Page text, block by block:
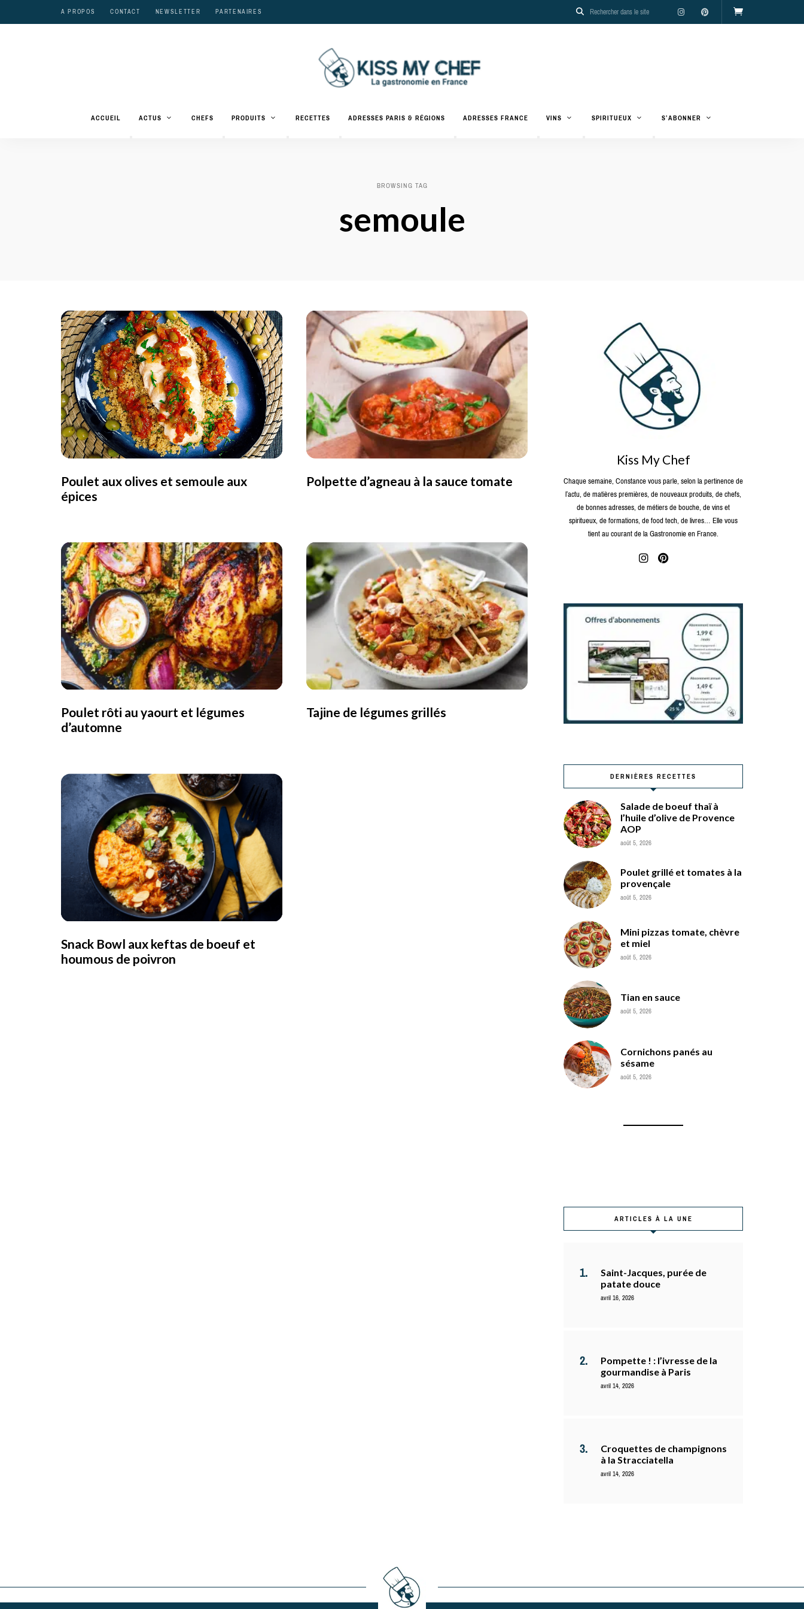
A PROPOS CONTACT NEWSLETTER PARTENAIRES
Kiss
Chef
gastronomiques
et
ACCUEIL ACTUS CHEFS PRODUITS RECETTES ADRESSES PARIS & RÉGIONS ADRESSES FRANCE VINS SPIRITUEUX S’ABONNER
BROWSING TAG
semoule
Poulet aux olives et semoule aux
épices
Polpette d’agneau à la sauce tomate
Poulet rôti au yaourt et légumes
d’automne
Tajine de légumes grillés
Snack Bowl aux keftas de boeuf et
houmous de poivron
Kiss My Chef
Chaque semaine, Constance vous parle, selon la pertinence de
l’actu, de matières premières, de nouveaux produits, de chefs,
de bonnes adresses, de métiers de bouche, de vins et
spiritueux, de formations, de food tech, de livres… Elle vous
tient au courant de la Gastronomie en France.
DERNIÈRES RECETTES
Salade de boeuf thaï à
l’huile d’olive de Provence
AOP
août 5, 2026
Poulet grillé et tomates à la
provençale
août 5, 2026
Mini pizzas tomate, chèvre
et miel
août 5, 2026
Tian en sauce
août 5, 2026
Cornichons panés au
sésame
août 5, 2026
ARTICLES À LA UNE
Saint-Jacques, purée de
patate douce
avril 16, 2026
Pompette ! : l’ivresse de la
gourmandise à Paris
avril 14, 2026
Croquettes de champignons
à la Stracciatella
avril 14, 2026